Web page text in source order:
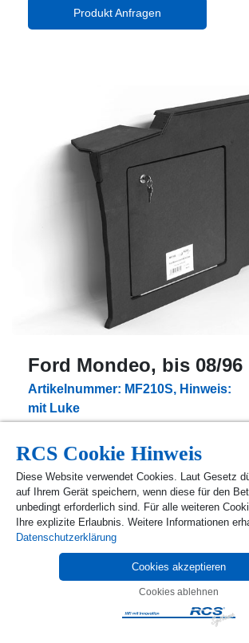
RCS Cookie Hinweis
Diese Website verwendet Cookies. Laut Gesetz
auf Ihrem Gerät speichern, wenn diese für den
unbedingt erforderlich sind. Für alle weiteren
Ihre explizite Erlaubnis. Weitere Informationen
Datenschutzerklärung
Cookies ablehnen
Cookies akzeptieren
Produkt Anfragen
Ford Mondeo, bis 08/96
Artikelnummer: MF210S, Hinweis:
mit Luke
Produkt Anfragen